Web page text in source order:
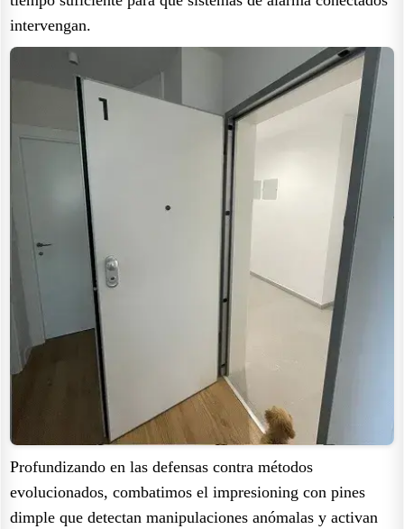
intervengan.
Profundizando en las defensas contra métodos
evolucionados, combatimos el impresioning con pines
dimple que detectan manipulaciones anómalas y activan